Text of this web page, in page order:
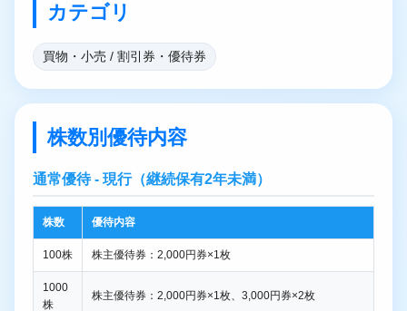
カテゴリ
買物・小売 / 割引券・優待券
株数別優待内容
通常優待 - 現行（継続保有2年未満）
株数 優待内容
100株 株主優待券：2,000円券×1枚
1000
株
株主優待券：2,000円券×1枚、3,000円券×2枚